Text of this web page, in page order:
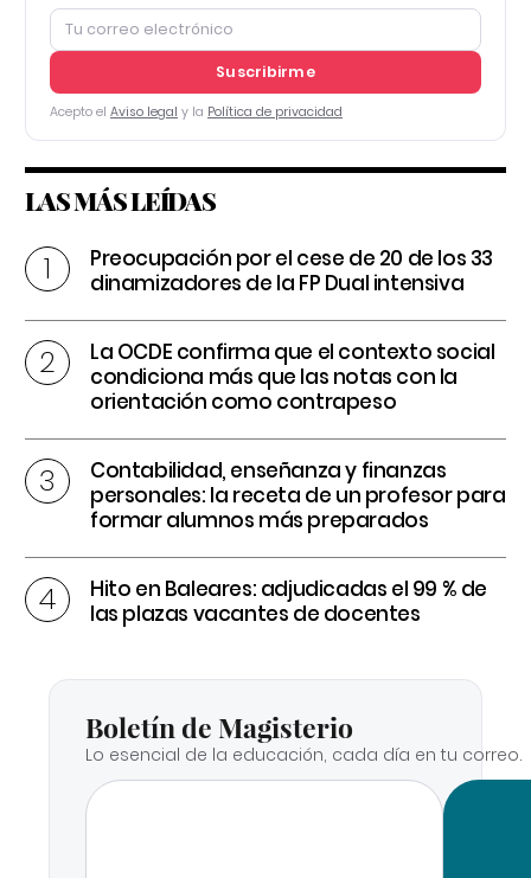
Suscribirme
Acepto el Aviso legal y la Política de privacidad
LAS MÁS LEÍDAS
Preocupación por el cese de 20 de los 33
dinamizadores de la FP Dual intensiva
La OCDE confirma que el contexto social
condiciona más que las notas con la
orientación como contrapeso
Contabilidad, enseñanza y finanzas
personales: la receta de un profesor para
formar alumnos más preparados
Hito en Baleares: adjudicadas el 99 % de
las plazas vacantes de docentes
Boletín de Magisterio
Lo esencial de la educación, cada día en tu correo.